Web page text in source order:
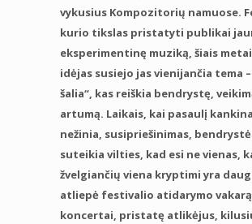
vykusius Kompozitorių namuose.
kurio tikslas pristatyti publikai
eksperimentinę muziką, šiais
idėjas susiejo jas vienijančia tema
šalia“, kas reiškia bendrystę,
artumą. Laikais, kai pasaulį
nežinia, susipriešinimas,
suteikia vilties, kad esi ne vienas,
žvelgiančių viena kryptimi yra
atliepė festivalio atidarymo
koncertai, pristatę atlikėjus,